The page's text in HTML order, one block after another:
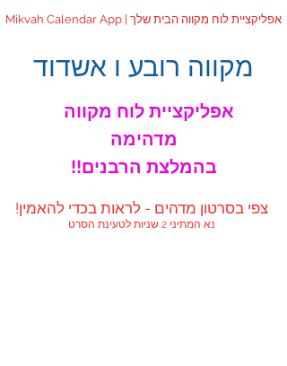
Mikvah Calendar App | אפליקציית לוח מקווה הבית שלך
מקווה רובע ו אשדוד
מדהימה
!!בהמלצת הרבנים
!צפי בסרטון מדהים - לראות בכדי להאמין
נא המתיני 2 שניות לטעינת הסרט